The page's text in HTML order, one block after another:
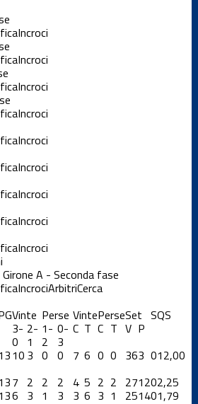
Incroci
Incroci
Incroci
Incroci
Incroci
Incroci
Incroci
Incroci
Incroci
A - Seconda fase
IncrociArbitriCerca
Vinte Perse VintePerseSet SQS
3-
0
2-
1
1-
2
0-
3
C T C T V P
10 3 0 0 7 6 0 0 363 012,00
7 2 2 2 4 5 2 2 271202,25
6 3 1 3 3 6 3 1 251401,79